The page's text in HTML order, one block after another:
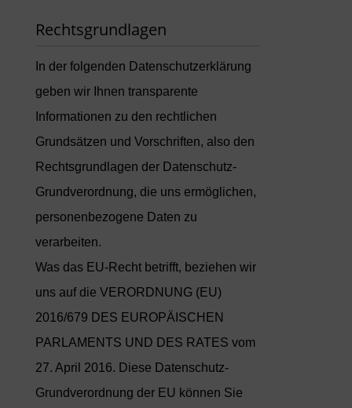
Rechtsgrundlagen
In der folgenden Datenschutzerklärung
geben wir Ihnen transparente
Informationen zu den rechtlichen
Grundsätzen und Vorschriften, also den
Rechtsgrundlagen der Datenschutz-
Grundverordnung, die uns ermöglichen,
personenbezogene Daten zu
verarbeiten.
Was das EU-Recht betrifft, beziehen wir
uns auf die VERORDNUNG (EU)
2016/679 DES EUROPÄISCHEN
PARLAMENTS UND DES RATES vom
27. April 2016. Diese Datenschutz-
Grundverordnung der EU können Sie